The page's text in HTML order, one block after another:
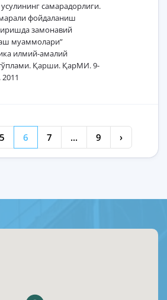
самарадорлиги.
фойдаланиш
замонавий
муаммолари”
илмий-амалий
Қарши. ҚарМИ. 9-
5 6 7 ... 9 ›